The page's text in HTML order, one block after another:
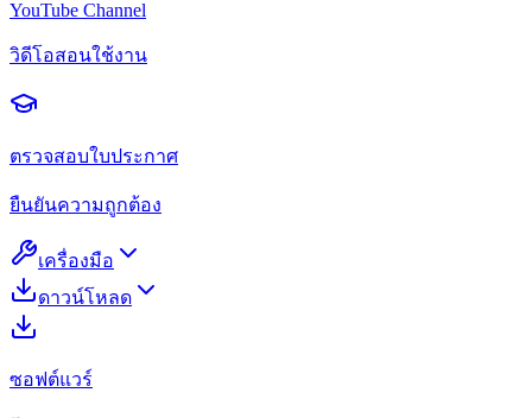
YouTube Channel
วิดีโอสอนใช้งาน
ตรวจสอบใบประกาศ
ยืนยันความถูกต้อง
เครื่องมือ
ดาวน์โหลด
ซอฟต์แวร์